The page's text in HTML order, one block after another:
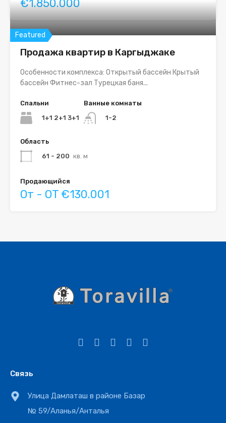
€1.850.000
Featured
Продажа квартир в Каргыджаке
Особенности комплекса: Открытый бассейн Крытый
бассейн Фитнес-зал Турецкая баня...
Спальни
1+1 2+1 3+1
Ванные комнаты
1-2
Область
61 - 200 кв. м
Продающийся
От - OT €130.001
Связь
Улица Дамлаташ в районе Базар
№ 59/Аланья/Анталья